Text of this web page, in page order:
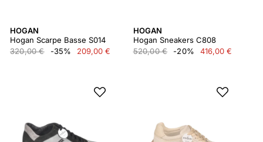
HOGAN
Hogan Scarpe Basse S014
320,00 €
-35% 209,00 €
HOGAN
Hogan Sneakers C808
520,00 €
-20% 416,00 €